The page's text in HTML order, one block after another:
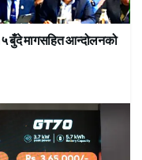
१५ बुँदे मागसहित आन्दोलनको